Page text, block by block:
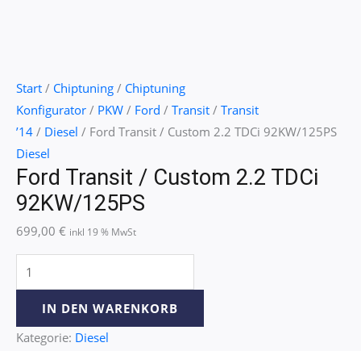
Start / Chiptuning / Chiptuning
Konfigurator / PKW / Ford / Transit / Transit
’14 / Diesel / Ford Transit / Custom 2.2 TDCi 92KW/125PS
Diesel
Ford Transit / Custom 2.2 TDCi
92KW/125PS
699,00 € inkl 19 % MwSt
IN DEN WARENKORB
Kategorie: Diesel